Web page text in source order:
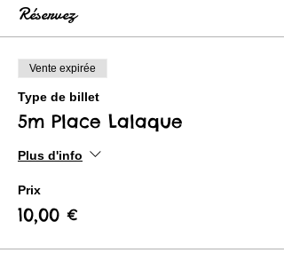
Réservez
Vente expirée
Type de billet
5m Place Lalaque
Plus d'info
Prix
10,00 €